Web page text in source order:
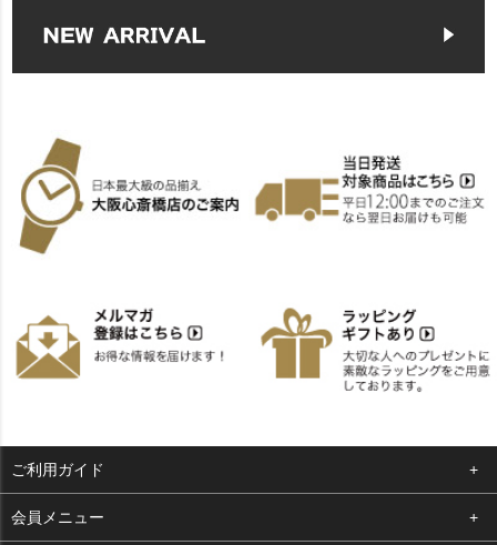
ご利用ガイド
よくある質問
会員メニュー